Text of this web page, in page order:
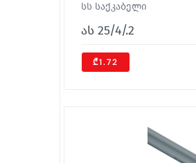
სს საქკაბელი
ას 25/4/.2
₾1.72